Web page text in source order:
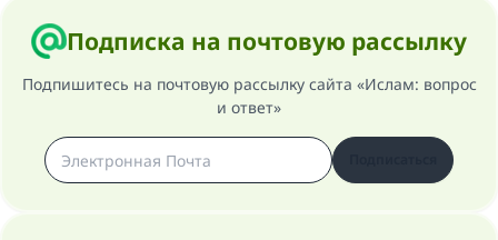
Подписка на почтовую рассылку
Подпишитесь на почтовую рассылку сайта «Ислам: вопрос
и ответ»